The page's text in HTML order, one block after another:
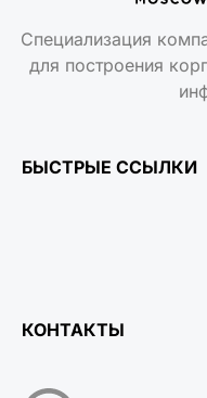
Специализация
для построения
БЫСТРЫЕ ССЫЛКИ
КОНТАКТЫ